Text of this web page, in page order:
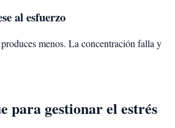
al esfuerzo
menos. La concentración falla y
para gestionar el estrés